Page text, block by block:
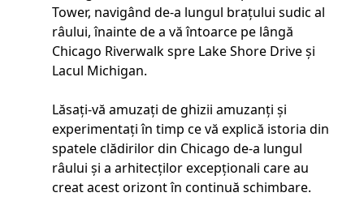
Tower, navigând de-a lungul brațului sudic al
râului, înainte de a vă întoarce pe lângă
Chicago Riverwalk spre Lake Shore Drive și
Lacul Michigan.
Lăsați-vă amuzați de ghizii amuzanți și
experimentați în timp ce vă explică istoria din
spatele clădirilor din Chicago de-a lungul
râului și a arhitecților excepționali care au
creat acest orizont în continuă schimbare.